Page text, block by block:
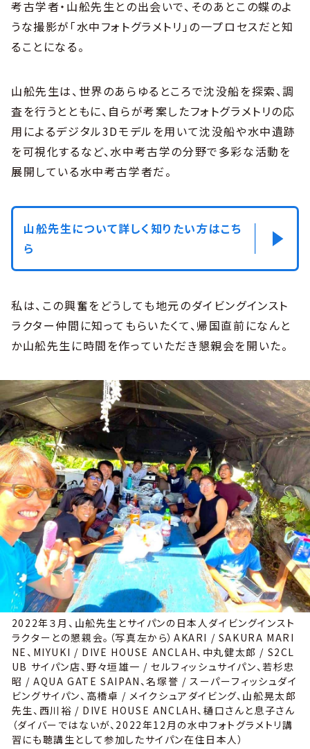
考古学者・山舩先生との出会いで、そのあとこの蝶のよ
うな撮影が「水中フォトグラメトリ」の一プロセスだと知
ることになる。
山舩先生は、世界のあらゆるところで沈没船を探索、調
査を行うとともに、自らが考案したフォトグラメトリの応
用によるデジタル3Dモデルを用いて沈没船や水中遺跡
を可視化するなど、水中考古学の分野で多彩な活動を
展開している水中考古学者だ。
山舩先生について詳しく知りたい方はこち
ら
私は、この興奮をどうしても地元のダイビングインスト
ラクター仲間に知ってもらいたくて、帰国直前になんと
か山舩先生に時間を作っていただき懇親会を開いた。
2022年３月、山舩先生とサイパンの日本人ダイビングインスト
ラクターとの懇親会。（写真左から）AKARI / SAKURA MARI
NE、MIYUKI / DIVE HOUSE ANCLAH、中丸健太郎 / S2CL
UB サイパン店、野々垣雄一 / セルフィッシュサイパン、若杉忠
昭 / AQUA GATE SAIPAN、名塚誉 / スーパーフィッシュダイ
ビングサイパン、高橋卓 / メイクシュアダイビング、山舩晃太郎
先生、西川裕 / DIVE HOUSE ANCLAH、樋口さんと息子さん
（ダイバーではないが、2022年12月の水中フォトグラメトリ講
習にも聴講生として参加したサイパン在住日本人）